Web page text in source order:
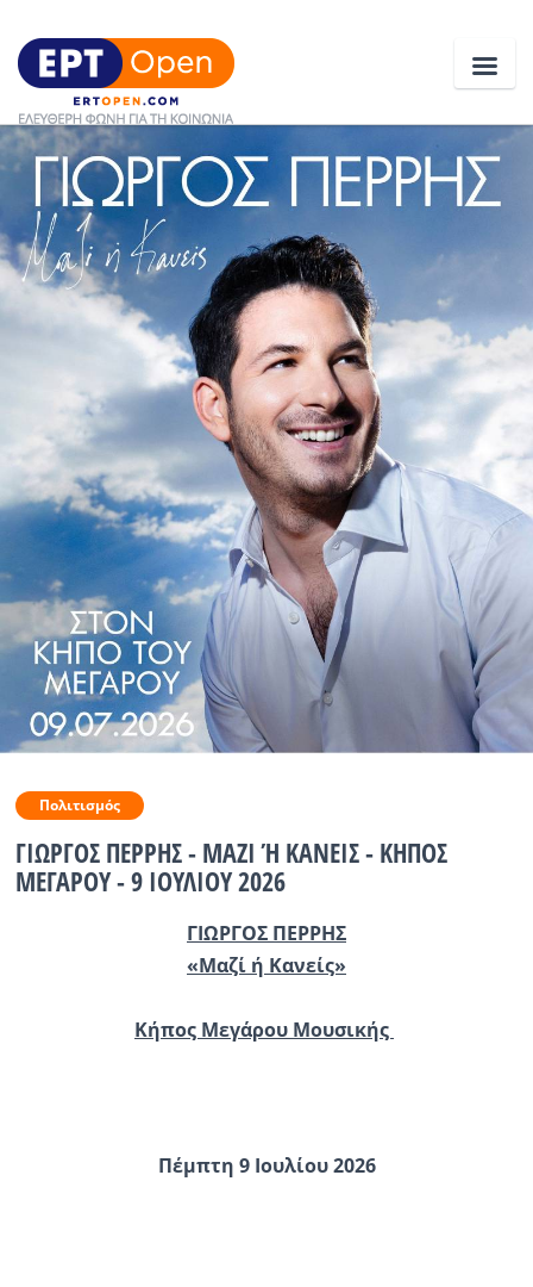
Ειδήσεις
Ελλάδα
Κοινωνία
Πολιτική
Οικονομία
Αθλητικά
Κόσμος
Ραδιόφωνο LIVE
Εκπομπές
Πολιτισμός
Πολιτισμός
ΓΙΩΡΓΟΣ ΠΕΡΡΗΣ - ΜΑΖΙ Ή ΚΑΝΕΙΣ - ΚΗΠΟΣ
ΜΕΓΑΡΟΥ - 9 ΙΟΥΛΙΟΥ 2026
ΓΙΩΡΓΟΣ ΠΕΡΡΗΣ
«Μαζί ή Κανείς»
Κήπος Μεγάρου Μουσικής
Πέμπτη 9 Ιουλίου 2026